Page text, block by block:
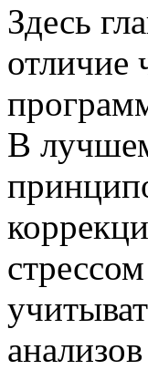
Здесь
отличие
В